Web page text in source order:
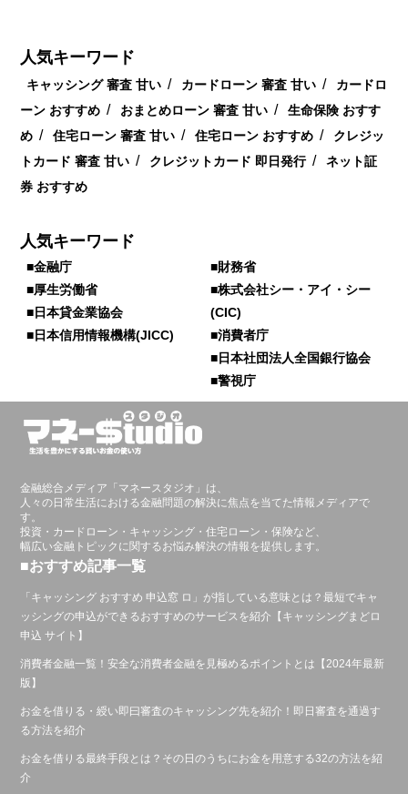
人気キーワード
キャッシング 審査 甘い / カードローン 審査 甘い /
カードロ
ーン おすすめ / おまとめローン 審査 甘い /
生命保険 おすす
め / 住宅ローン 審査 甘い / 住宅ローン おすすめ /
クレジッ
トカード 審査 甘い / クレジットカード 即日発行 /
ネット証
券 おすすめ
人気キーワード
■金融庁
■厚生労働省
■日本貸金業協会
■日本信用情報機構(JICC)
■財務省
■株式会社シー・アイ・シー
(CIC)
■消費者庁
■日本社団法人全国銀行協会
■警視庁
金融総合メディア「マネースタジオ」は、
人々の日常生活における金融問題の解決に焦点を当てた情報メディアで
す。
投資・カードローン・キャッシング・住宅ローン・保険など、
幅広い金融トピックに関するお悩み解決の情報を提供します。
■おすすめ記事一覧
「キャッシング おすすめ 申込窓 ロ」が指している意味とは？最短でキャ
ッシングの申込ができるおすすめのサービスを紹介【キャッシングまどロ
申込 サイト】
消費者金融一覧！安全な消費者金融を見極めるポイントとは【2024年最新
版】
お金を借りる・綬い即曰審査のキャッシング先を紹介！即日審査を通過す
る方法を紹介
お金を借りる最終手段とは？その日のうちにお金を用意する32の方法を紹
介